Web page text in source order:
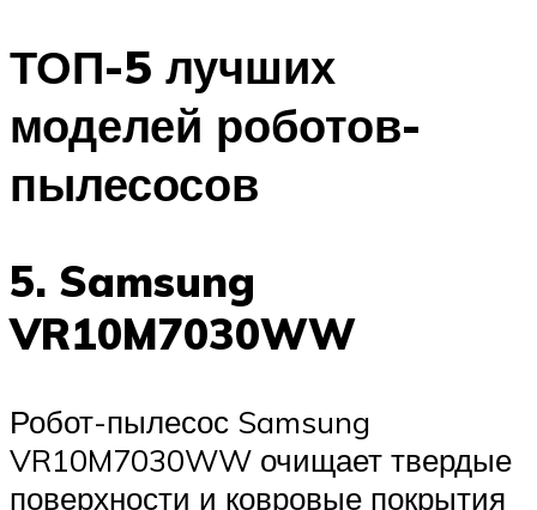
ТОП-5 лучших
моделей роботов-
пылесосов
5. Samsung
VR10M7030WW
Робот-пылесос Samsung
VR10M7030WW очищает твердые
поверхности и ковровые покрытия